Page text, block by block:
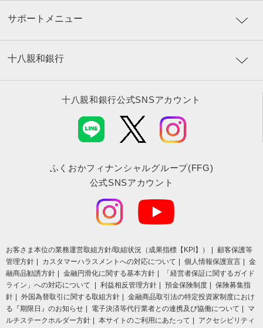
サポートメニュー
十八親和銀行
十八親和銀行公式SNSアカウント
ふくおかフィナンシャルグループ(FFG)
公式SNSアカウント
お客さま本位の業務運営取組⽅針/取組状況（成果指標【KPI】）
顧客保護等
管理方針
カスタマーハラスメントへの対応について 個人情報保護宣言
金
融商品勧誘方針
金融円滑化に関する基本方針
「経営者保証に関するガイド
ライン」への対応について
利益相反管理方針 預金保険制度
保険募集指
針
外国為替取引に関する取組方針
金融商品取引法の特定投資家制度におけ
る『期限日』のお知らせ
電子決済等代行業者との連携及び協働について
マ
ルチステークホルダー方針
本サイトのご利用にあたって
アクセシビリティ